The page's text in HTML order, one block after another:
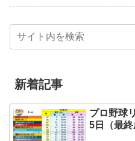
新着記事
プロ野球
5日（最終